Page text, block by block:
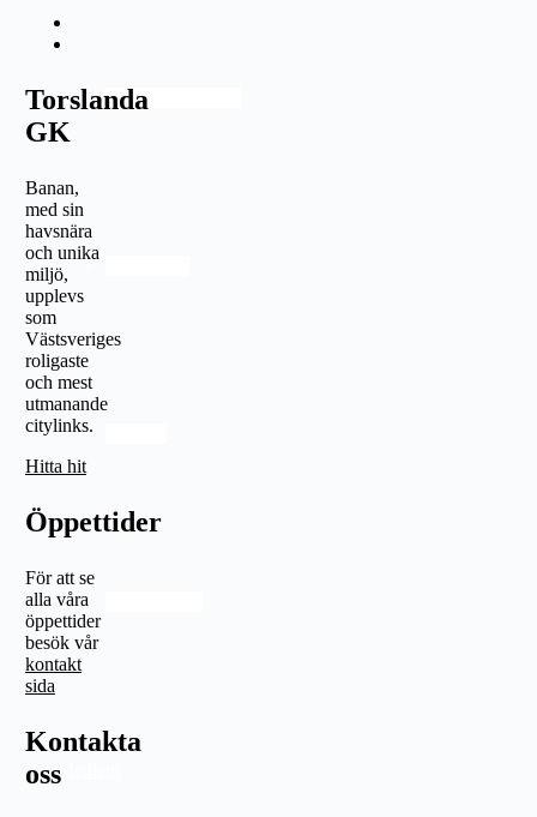
Klubbinformation
Medlem
Torslanda
GK
Banan,
med sin
havsnära
och unika
miljö,
upplevs
som
Västsveriges
roligaste
och mest
utmanande
citylinks.
Hitta hit
Öppettider
För att se
alla våra
öppettider
besök vår
kontakt
sida
Kontakta
oss